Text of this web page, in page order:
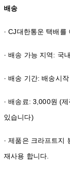
배송
· CJ대한통운 택배를
· 배송 가능 지역: 국
· 배송 기간: 배송시
· 배송료: 3,000원 (
있습니다)
· 제품은 크라프트지
재사용 합니다.